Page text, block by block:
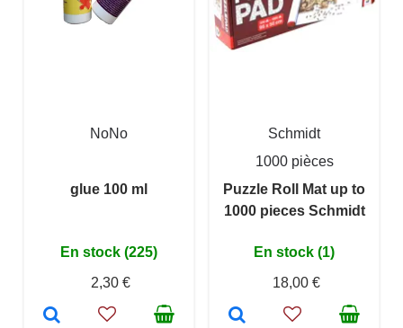
NoNo
glue 100 ml
En stock (225)
2,30 €
Schmidt
1000 pièces
Puzzle Roll Mat up to
1000 pieces Schmidt
En stock (1)
18,00 €